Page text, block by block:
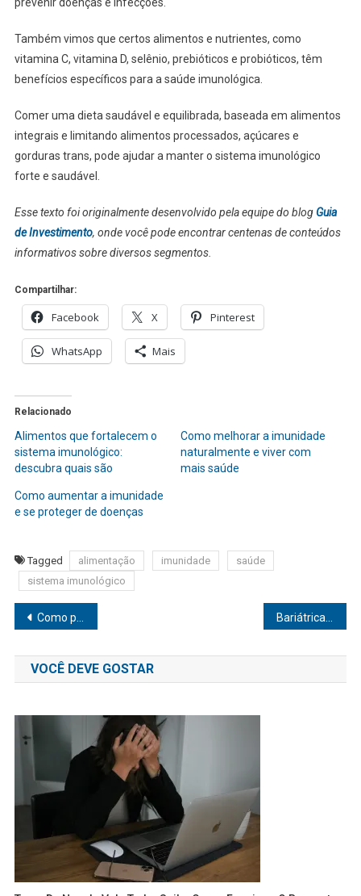
Também vimos que certos alimentos e nutrientes, como
vitamina C, vitamina D, selênio, prebióticos e probióticos, têm
benefícios específicos para a saúde imunológica.
Comer uma dieta saudável e equilibrada, baseada em alimentos
integrais e limitando alimentos processados, açúcares e
gorduras trans, pode ajudar a manter o sistema imunológico
forte e saudável.
Esse texto foi originalmente desenvolvido pela equipe do blog Guia
de Investimento, onde você pode encontrar centenas de conteúdos
informativos sobre diversos segmentos.
Compartilhar:
Facebook X Pinterest
WhatsApp Mais
Relacionado
Alimentos que fortalecem o
sistema imunológico:
descubra quais são
Como melhorar a imunidade
naturalmente e viver com
mais saúde
Como aumentar a imunidade
e se proteger de doenças
Tagged alimentação imunidade
saúde
sistema imunológico
Navegação
de
Post
Como prevenir e tratar a diabetes tipo 2
VOCÊ DEVE GOSTAR